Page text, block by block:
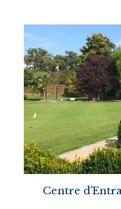
Centre